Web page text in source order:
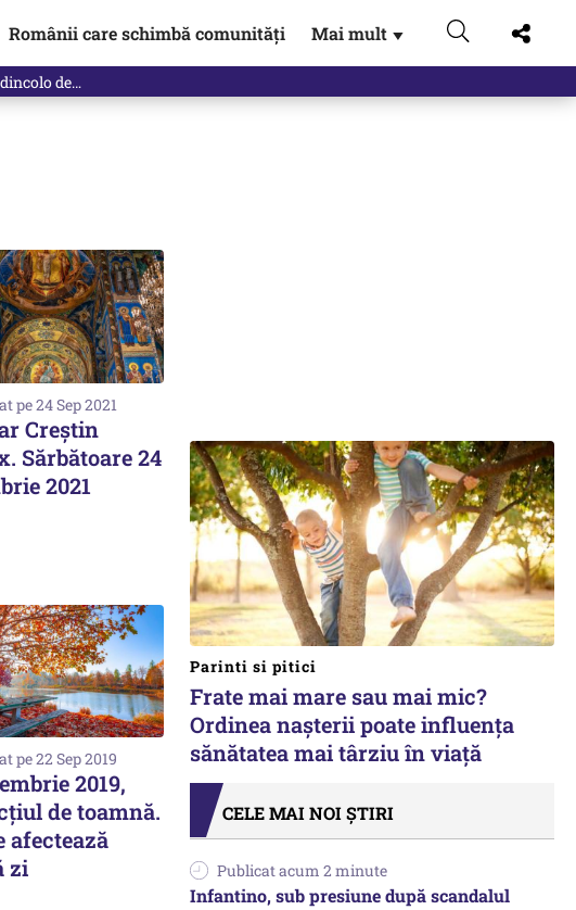
Românii care schimbă comunități Mai mult ▼
de…
pe 24 Sep 2021
Creștin
Sărbătoare 24
2021
pe 22 Sep 2019
2019,
de toamnă.
afectează
zi
Parinti si pitici
Frate mai mare sau mai mic?
Ordinea nașterii poate influența
sănătatea mai târziu în viață
CELE MAI NOI ȘTIRI
Publicat acum 2 minute
Infantino, sub presiune după scandalul